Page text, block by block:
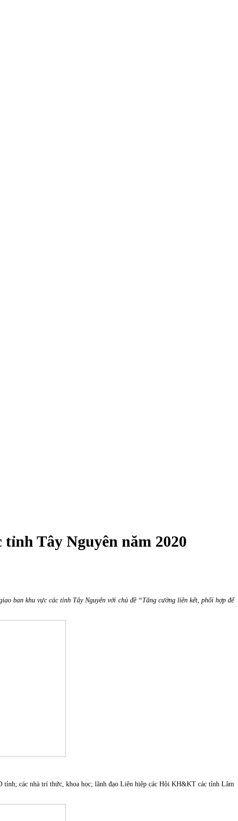
Tây Nguyên năm 2020
ban khu vực các tỉnh Tây Nguyên với chủ đề “Tăng cường liên kết, phối hợp để
các nhà trí thức, khoa học; lãnh đạo Liên hiệp các Hội KH&KT các tỉnh Lâm